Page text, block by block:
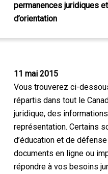
permanences juridiques
d’orientation
11 mai 2015
Vous trouverez ci-
répartis dans tout le
juridique, des
représentation. Certains
d’éducation et de
documents en ligne ou
répondre à vos besoins